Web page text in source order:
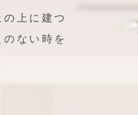
上に建つ
ない時を